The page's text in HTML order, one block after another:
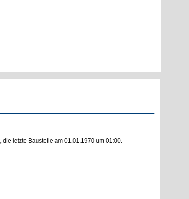
letzte Baustelle am 01.01.1970 um 01:00.